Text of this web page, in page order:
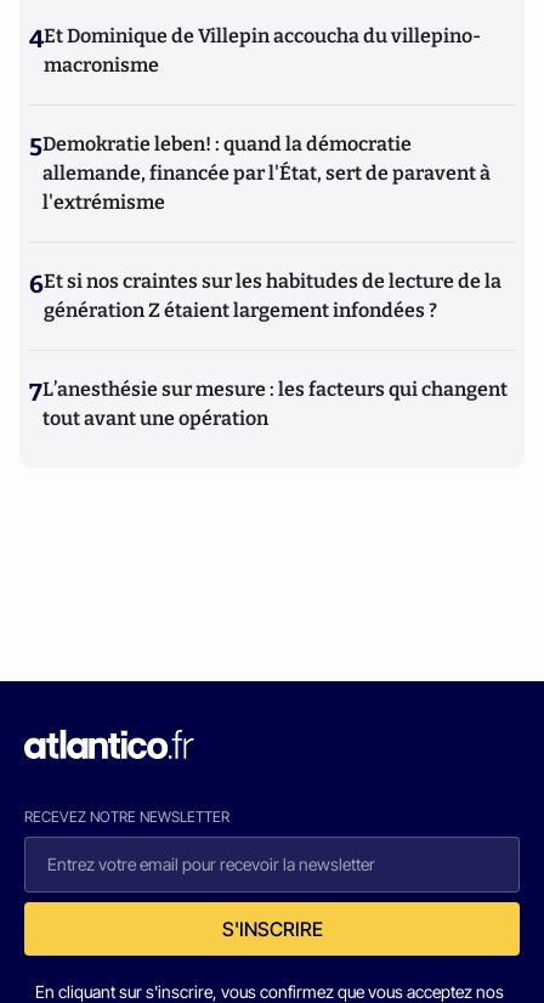
4Et Dominique de Villepin accoucha du villepino-
macronisme
5Demokratie leben! : quand la démocratie
allemande, financée par l'État, sert de paravent à
l'extrémisme
6Et si nos craintes sur les habitudes de lecture de la
génération Z étaient largement infondées ?
7L’anesthésie sur mesure : les facteurs qui changent
tout avant une opération
RECEVEZ NOTRE NEWSLETTER
S'INSCRIRE
En cliquant sur s'inscrire, vous confirmez que vous acceptez nos